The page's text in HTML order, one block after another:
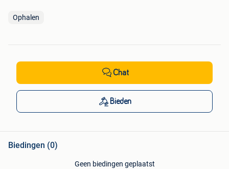
Ophalen
Chat
Bieden
Biedingen (0)
Geen biedingen geplaatst